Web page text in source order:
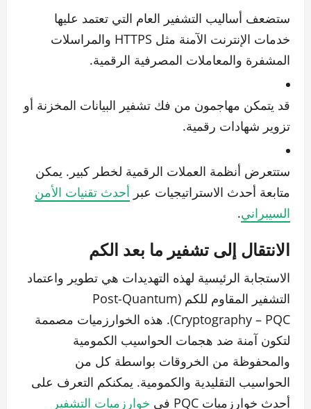
ستضعف أساليب التشفير العام التي تعتمد عليها
خدمات الإنترنت الآمنة مثل HTTPS والمراسلات
المشفرة والمعاملات المصرفية الرقمية.
قد يتمكن مهاجمون من فك تشفير البيانات المخزنة أو
تزوير شهادات رقمية.
ستتعرض أنظمة العملات الرقمية لخطر كبير. يمكن
متابعة أحدث الاستراتيجيات عبر أحدث تقنيات الأمن
السيبراني.
الانتقال إلى تشفير ما بعد الكم
الاستجابة الرئيسية لهذه التهديدات هي تطوير واعتماد
التشفير المقاوم للكم (Post-Quantum
Cryptography – PQC). هذه الخوارزميات مصممة
لتكون آمنة ضد هجمات الحواسيب الكمومية
والمحفوظة من الخروقات بواسطة كل من
الحواسيب التقليدية والكمومية. يمكنكم التعرف على
أحدث خوارزميات PQC في
خوارزميات التشفير